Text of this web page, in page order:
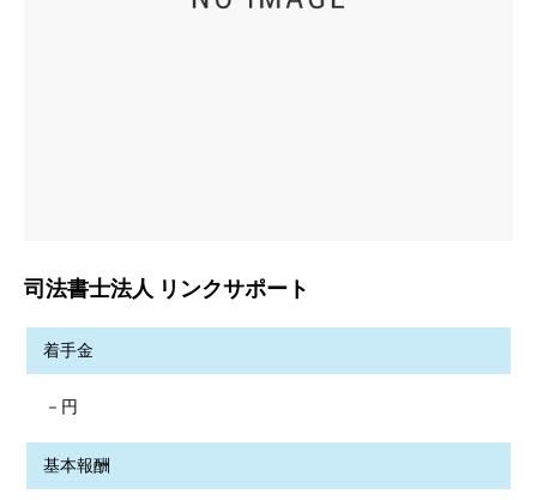
司法書士法人 リンクサポート
着手金
－円
基本報酬